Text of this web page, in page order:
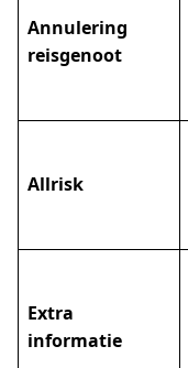
Annulering
reisgenoot
Allrisk
Extra
informatie